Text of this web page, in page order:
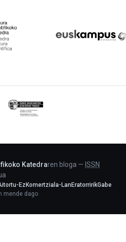
Eusko
Jaurlaritza
Katedraren bloga — ISSN
EzKomertziala-LanEratorririkGabe
mende dago